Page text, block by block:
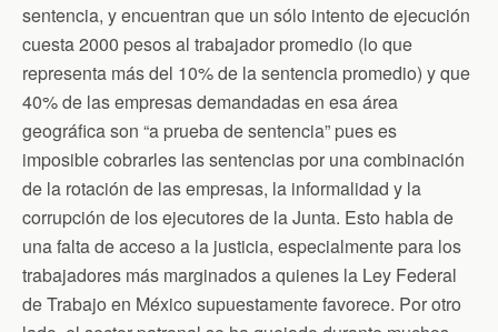
sentencia, y encuentran que un sólo intento de ejecución
cuesta 2000 pesos al trabajador promedio (lo que
representa más del 10% de la sentencia promedio) y que
40% de las empresas demandadas en esa área
geográfica son “a prueba de sentencia” pues es
imposible cobrarles las sentencias por una combinación
de la rotación de las empresas, la informalidad y la
corrupción de los ejecutores de la Junta. Esto habla de
una falta de acceso a la justicia, especialmente para los
trabajadores más marginados a quienes la Ley Federal
de Trabajo en México supuestamente favorece. Por otro